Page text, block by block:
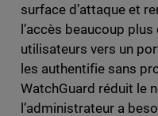
surface d’attaque et
l’accès beaucoup
utilisateurs vers un
les authentifie sans
WatchGuard réduit le
l’administrateur a